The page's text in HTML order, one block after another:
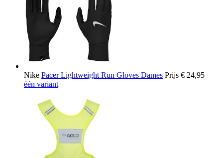
Nike Pacer Lightweight Run Gloves Dames Prijs € 24,95
één variant